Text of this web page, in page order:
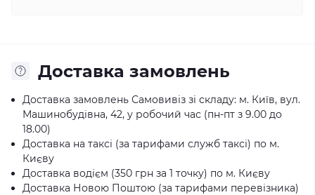
Доставка замовлень
Доставка замовлень Самовивіз зі складу: м. Київ, вул.
Машинобудівна, 42, у робочий час (пн-пт з 9.00 до
18.00)
Доставка на таксі (за тарифами служб таксі) по м.
Києву
Доставка водієм (350 грн за 1 точку) по м. Києву
Доставка Новою Поштою (за тарифами перевізника)